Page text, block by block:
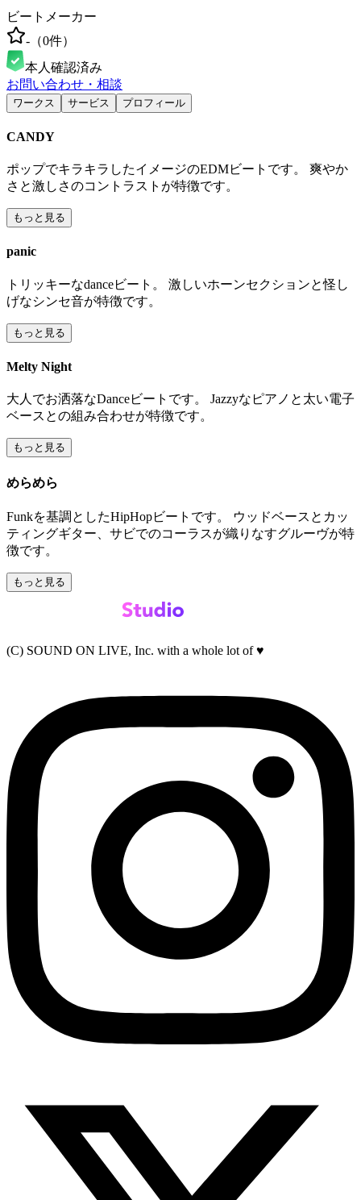
ビートメーカー
- （0件）
本人確認済み
お問い合わせ・相談
ワークス サービス プロフィール
CANDY
ポップでキラキラしたイメージのEDMビートです。 爽やか
さと激しさのコントラストが特徴です。
もっと見る
panic
トリッキーなdanceビート。 激しいホーンセクションと怪し
げなシンセ音が特徴です。
もっと見る
Melty Night
大人でお洒落なDanceビートです。 Jazzyなピアノと太い電子
ベースとの組み合わせが特徴です。
もっと見る
めらめら
Funkを基調としたHipHopビートです。 ウッドベースとカッ
ティングギター、サビでのコーラスが織りなすグルーヴが特
徴です。
もっと見る
(C) SOUND ON LIVE, Inc. with a whole lot of ♥